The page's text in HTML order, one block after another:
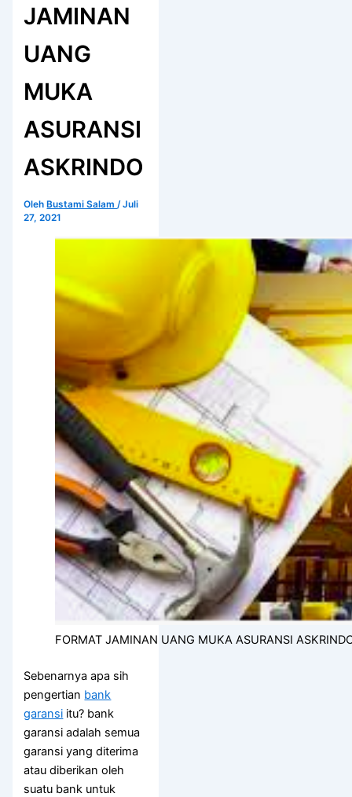
JAMINAN
UANG
MUKA
ASURANSI
ASKRINDO
Oleh Bustami Salam/Juli
27, 2021
FORMAT JAMINAN UANG MUKA ASURANSI
Sebenarnya apa sih
pengertian bank
garansi itu? bank
garansi adalah semua
garansi yang diterima
atau diberikan oleh
suatu bank untuk